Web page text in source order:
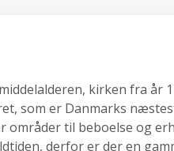
kirken fra år
som er Danmarks
områder til beboelse og
derfor er der en